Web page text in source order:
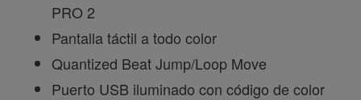
PRO 2
Pantalla táctil a todo color
Quantized Beat Jump/Loop Move
Puerto USB iluminado con código de color